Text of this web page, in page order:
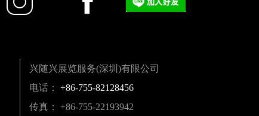
兴随兴展览服务(深圳)有限公司
电话： +86-755-82128456
传真： +86-755-22193942